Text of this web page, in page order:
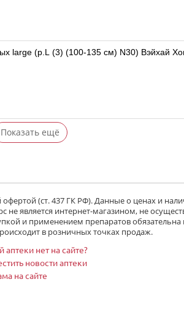
large (р.L (3) (100-135 см) N30) Вэйхай
Показать ещё
(ст. 437 ГК РФ). Данные о ценах и
является интернет-магазином, не
и применением препаратов
в розничных точках продаж.
аптеки нет на сайте?
новости аптеки
на сайте